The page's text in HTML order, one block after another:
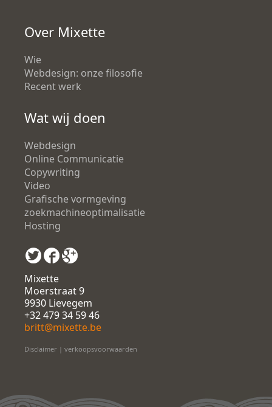
Over Mixette
Wie
Webdesign: onze filosofie
Recent werk
Wat wij doen
Webdesign
Online Communicatie
Copywriting
Video
Grafische vormgeving
zoekmachineoptimalisatie
Hosting
Mixette
Moerstraat 9
9930 Lievegem
+32 479 34 59 46
britt@mixette.be
Disclaimer | verkoopsvoorwaarden